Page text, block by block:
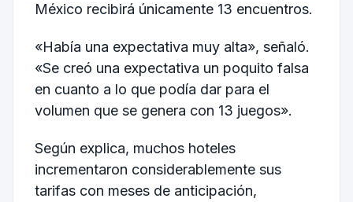
México recibirá únicamente 13 encuentros.
«Había una expectativa muy alta», señaló.
«Se creó una expectativa un poquito falsa
en cuanto a lo que podía dar para el
volumen que se genera con 13 juegos».
Según explica, muchos hoteles
incrementaron considerablemente sus
tarifas con meses de anticipación,